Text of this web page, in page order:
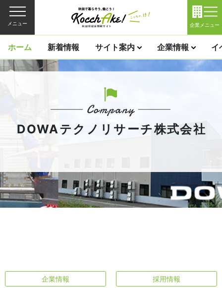
メニュー 企業メニュー
ホーム 新着情報 サイト案内 企業情報 イ
DOWAテクノリサーチ株式会社
企業情報 採用情報